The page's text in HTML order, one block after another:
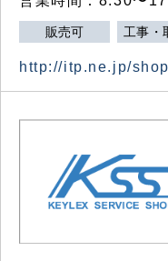
販売可 工事・
http://itp.ne.jp/